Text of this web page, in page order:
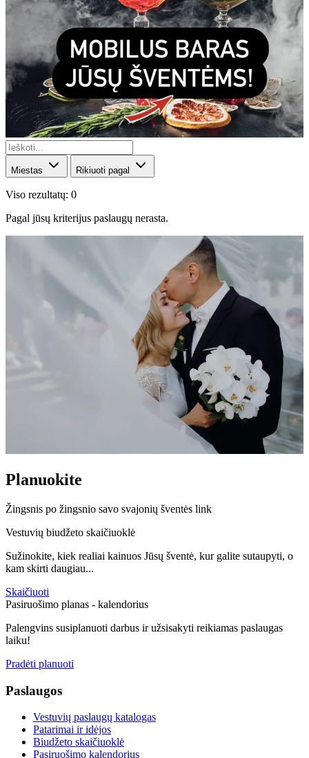
Miestas Rikiuoti pagal
Viso rezultatų: 0
Pagal jūsų kriterijus paslaugų nerasta.
Planuokite
Žingsnis po žingsnio savo svajonių šventės link
Vestuvių biudžeto skaičiuoklė
Sužinokite, kiek realiai kainuos Jūsų šventė, kur galite sutaupyti, o
kam skirti daugiau...
Skaičiuoti
Pasiruošimo planas - kalendorius
Palengvins susiplanuoti darbus ir užsisakyti reikiamas paslaugas
laiku!
Pradėti planuoti
Paslaugos
Vestuvių paslaugų katalogas
Patarimai ir idėjos
Biudžeto skaičiuoklė
Pasiruošimo kalendorius